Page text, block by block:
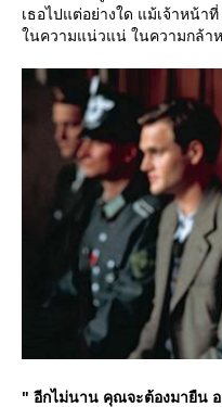
เธอไปแต่อย่างใด แม้เจ้าหน้า
นความแน่วแน่ ในความกล้า
" อีกไม่นาน คุณจะต้องมายืน